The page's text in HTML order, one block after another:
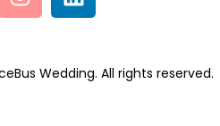
Wedding. All rights reserved.